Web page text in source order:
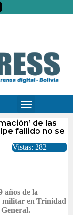
de las
fallido no se
Vistas: 282
años de la
militar en Trinidad